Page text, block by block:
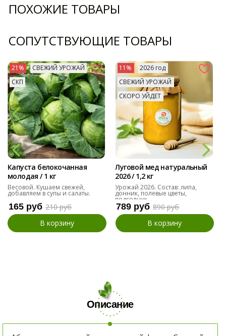
ПОХОЖИЕ ТОВАРЫ
СОПУТСТВУЮЩИЕ ТОВАРЫ
21%
СВЕЖИЙ УРОЖАЙ
СКП
Капуста белокочанная
молодая / 1 кг
Весовой. Кушаем свежей,
добавляем в супы и салаты.
165 руб 210 руб
В корзину
11%
2026 год
СВЕЖИЙ УРОЖАЙ
СКОРО УЙДЕТ
Луговой мед натуральный
2026 / 1,2 кг
Урожай 2026. Состав: липа,
донник, полевые цветы,
подсолнух
789 руб 890 руб
В корзину
Описание